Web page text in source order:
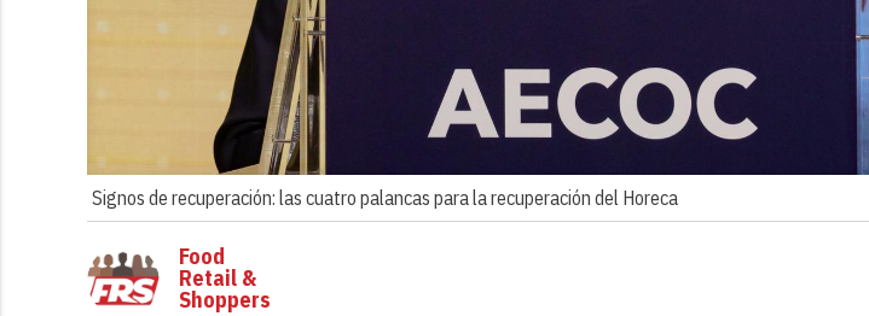
Signos de recuperación: las cuatro palancas para la recuperación del Horeca
Food
Retail &
Shoppers